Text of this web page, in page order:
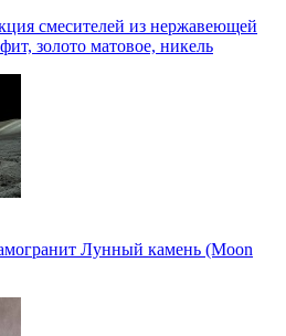
смесителей из нержавеющей
золото матовое, никель
Лунный камень (Moon